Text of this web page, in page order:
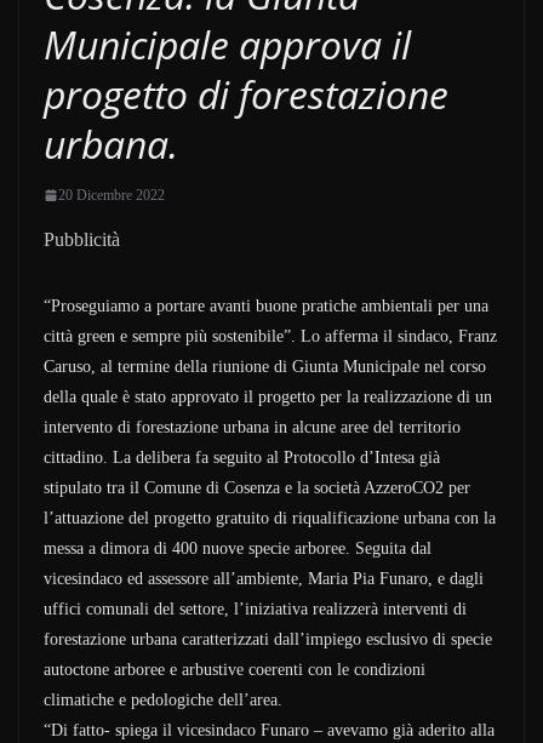
Municipale approva il
progetto di forestazione
urbana.
20 Dicembre 2022
Pubblicità
“Proseguiamo a portare avanti buone pratiche ambientali per una
città green e sempre più sostenibile”. Lo afferma il sindaco, Franz
Caruso, al termine della riunione di Giunta Municipale nel corso
della quale è stato approvato il progetto per la realizzazione di un
intervento di forestazione urbana in alcune aree del territorio
cittadino. La delibera fa seguito al Protocollo d’Intesa già
stipulato tra il Comune di Cosenza e la società AzzeroCO2 per
l’attuazione del progetto gratuito di riqualificazione urbana con la
messa a dimora di 400 nuove specie arboree. Seguita dal
vicesindaco ed assessore all’ambiente, Maria Pia Funaro, e dagli
uffici comunali del settore, l’iniziativa realizzerà interventi di
forestazione urbana caratterizzati dall’impiego esclusivo di specie
autoctone arboree e arbustive coerenti con le condizioni
climatiche e pedologiche dell’area.
“Di fatto- spiega il vicesindaco Funaro – avevamo già aderito alla